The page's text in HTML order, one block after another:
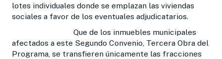
lotes individuales donde se emplazan las viviendas
sociales a favor de los eventuales adjudicatarios.
Que de los inmuebles municipales
afectados a este Segundo Convenio, Tercera Obra del
Programa, se transfieren únicamente las fracciones